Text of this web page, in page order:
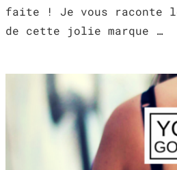
faite ! Je vous raconte le
de cette jolie marque …